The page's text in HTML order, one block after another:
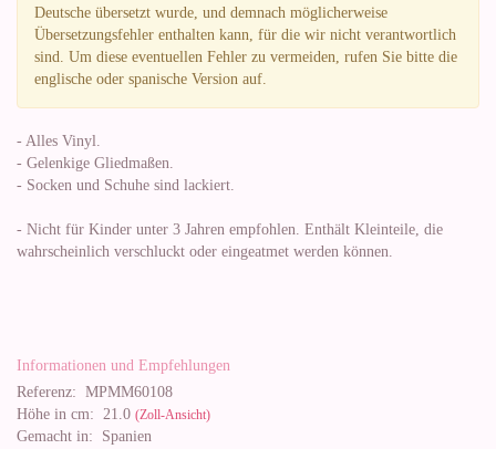
Deutsche übersetzt wurde, und demnach möglicherweise
Übersetzungsfehler enthalten kann, für die wir nicht verantwortlich
sind. Um diese eventuellen Fehler zu vermeiden, rufen Sie bitte die
englische oder spanische Version auf.
- Alles Vinyl.
- Gelenkige Gliedmaßen.
- Socken und Schuhe sind lackiert.
- Nicht für Kinder unter 3 Jahren empfohlen. Enthält Kleinteile, die
wahrscheinlich verschluckt oder eingeatmet werden können.
Informationen und Empfehlungen
Referenz: MPMM60108
Höhe in cm: 21.0 (Zoll-Ansicht)
Gemacht in: Spanien